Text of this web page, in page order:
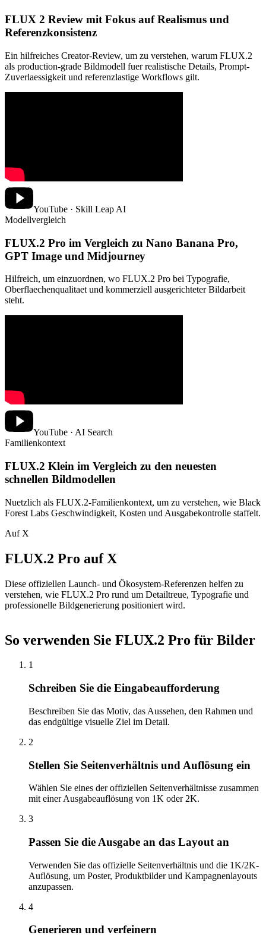
FLUX 2 Review mit Fokus auf Realismus und
Referenzkonsistenz
Ein hilfreiches Creator-Review, um zu verstehen, warum FLUX.2
als production-grade Bildmodell fuer realistische Details, Prompt-
Zuverlaessigkeit und referenzlastige Workflows gilt.
YouTube · Skill Leap AI
Modellvergleich
FLUX.2 Pro im Vergleich zu Nano Banana Pro,
GPT Image und Midjourney
Hilfreich, um einzuordnen, wo FLUX.2 Pro bei Typografie,
Oberflaechenqualitaet und kommerziell ausgerichteter Bildarbeit
steht.
YouTube · AI Search
Familienkontext
FLUX.2 Klein im Vergleich zu den neuesten
schnellen Bildmodellen
Nuetzlich als FLUX.2-Familienkontext, um zu verstehen, wie Black
Forest Labs Geschwindigkeit, Kosten und Ausgabekontrolle staffelt.
Auf X
FLUX.2 Pro auf X
Diese offiziellen Launch- und Ökosystem-Referenzen helfen zu
verstehen, wie FLUX.2 Pro rund um Detailtreue, Typografie und
professionelle Bildgenerierung positioniert wird.
So verwenden Sie FLUX.2 Pro für Bilder
1
Schreiben Sie die Eingabeaufforderung
Beschreiben Sie das Motiv, das Aussehen, den Rahmen und
das endgültige visuelle Ziel im Detail.
2
Stellen Sie Seitenverhältnis und Auflösung ein
Wählen Sie eines der offiziellen Seitenverhältnisse zusammen
mit einer Ausgabeauflösung von 1K oder 2K.
3
Passen Sie die Ausgabe an das Layout an
Verwenden Sie das offizielle Seitenverhältnis und die 1K/2K-
Auflösung, um Poster, Produktbilder und Kampagnenlayouts
anzupassen.
4
Generieren und verfeinern